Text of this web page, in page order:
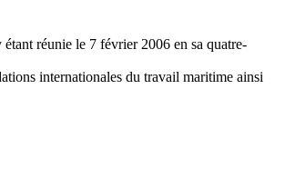
réunie le 7 février 2006 en sa quatre-
internationales du travail maritime ainsi